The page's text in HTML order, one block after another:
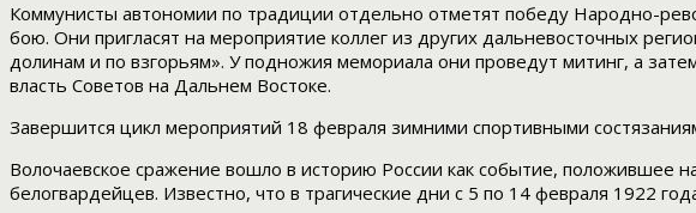
Коммунисты автономии по традиции отдельно отметят победу Народно-
бою. Они пригласят на мероприятие коллег из других дальневосточных
долинам и по взгорьям». У подножия мемориала они проведут митинг, а
власть Советов на Дальнем Востоке.
Завершится цикл мероприятий 18 февраля зимними спортивными
Волочаевское сражение вошло в историю России как событие, положившее
белогвардейцев. Известно, что в трагические дни с 5 по 14 февраля 1922